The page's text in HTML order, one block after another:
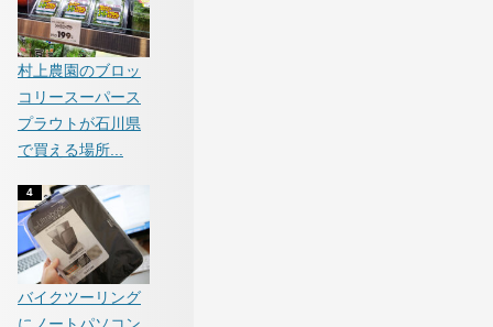
村上農園のブロッ
コリースーパース
プラウトが石川県
で買える場所...
バイクツーリング